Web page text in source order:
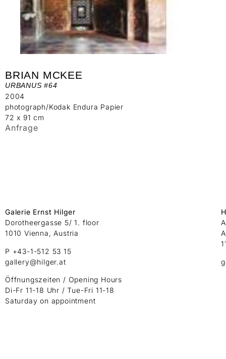
BRIAN MCKEE
URBANUS #64
2004
photograph/Kodak Endura Papier
72 x 91 cm
Anfrage
Galerie Ernst Hilger
Dorotheergasse 5/ 1. floor
1010 Vienna, Austria
P +43-1-512 53 15
gallery@hilger.at
Öffnungszeiten / Opening Hours
Di-Fr 11-18 Uhr / Tue-Fri 11-18
Saturday on appointment